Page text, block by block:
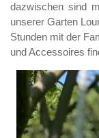
dazwischen sind
unserer Garten
Stunden mit der
und Accessoires